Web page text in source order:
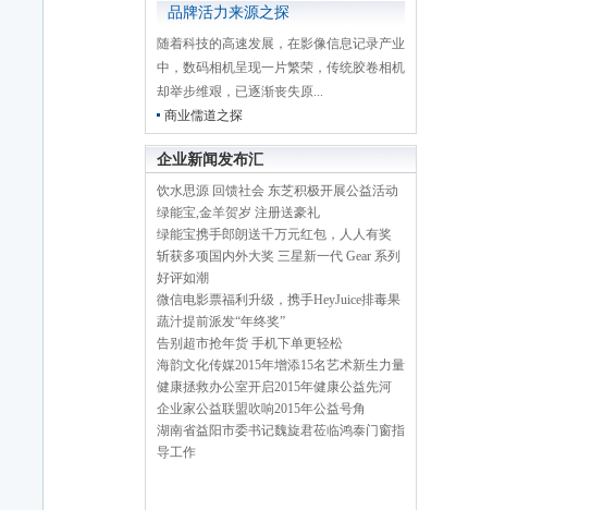
品牌活力来源之探
随着科技的高速发展，在影像信息记录产业
中，数码相机呈现一片繁荣，传统胶卷相机
却举步维艰，已逐渐丧失原...
商业儒道之探
企业新闻发布汇
饮水思源 回馈社会 东芝积极开展公益活动
绿能宝,金羊贺岁 注册送豪礼
绿能宝携手郎朗送千万元红包，人人有奖
斩获多项国内外大奖 三星新一代 Gear 系列
好评如潮
微信电影票福利升级，携手HeyJuice排毒果
蔬汁提前派发“年终奖”
告别超市抢年货 手机下单更轻松
海韵文化传媒2015年增添15名艺术新生力量
健康拯救办公室开启2015年健康公益先河
企业家公益联盟吹响2015年公益号角
湖南省益阳市委书记魏旋君莅临鸿泰门窗指
导工作